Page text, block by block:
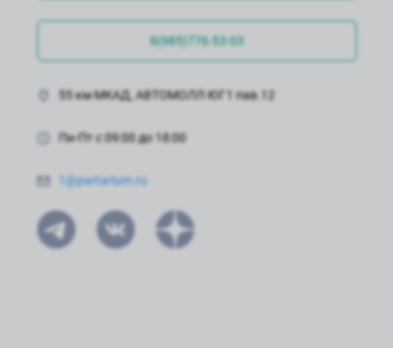
8(985)776-53-03
55 км МКАД, АВТОМОЛЛ ЮГ1 пав.12
Пн-Пт с 09:00 до 18:00
1@partarium.ru